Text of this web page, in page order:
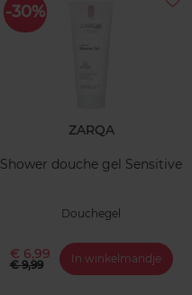
-30%
ZARQA
Shower douche gel Sensitive
Douchegel
€ 6,99
€ 9,99 In winkelmandje